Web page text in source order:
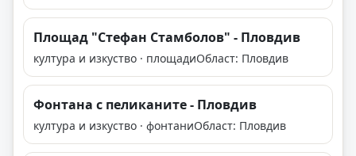
Площад "Стефан Стамболов" - Пловдив
култура и изкуство · площадиОбласт: Пловдив
Фонтана с пеликаните - Пловдив
култура и изкуство · фонтаниОбласт: Пловдив